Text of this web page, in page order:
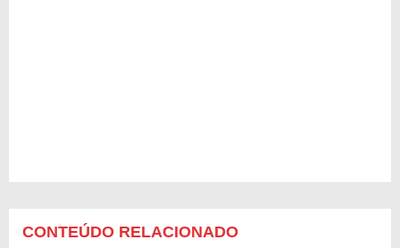
CONTEÚDO RELACIONADO